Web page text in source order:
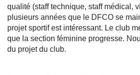
qualité (staff technique, staff médical,
plusieurs années que le DFCO se
projet sportif est intéressant. Le club
que la section féminine progresse.
du projet du club.